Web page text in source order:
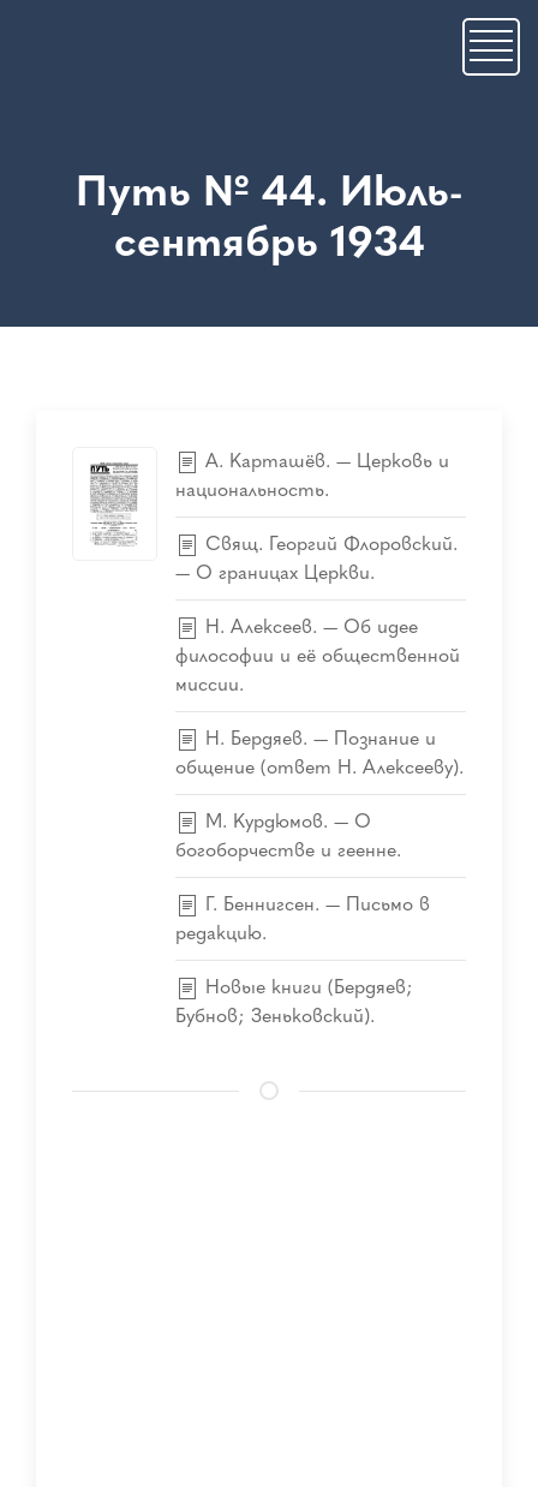
Путь № 44. Июль-
сентябрь 1934
А. Карташёв. — Церковь и
национальность.
Свящ. Георгий Флоровский.
— О границах Церкви.
Н. Алексеев. — Об идее
философии и её общественной
миссии.
Н. Бердяев. — Познание и
общение (ответ Н. Алексееву).
М. Курдюмов. — О
богоборчестве и геенне.
Г. Беннигсен. — Письмо в
редакцию.
Новые книги (Бердяев;
Бубнов; Зеньковский).